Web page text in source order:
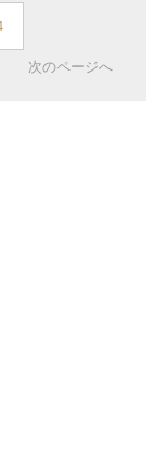
次のページへ